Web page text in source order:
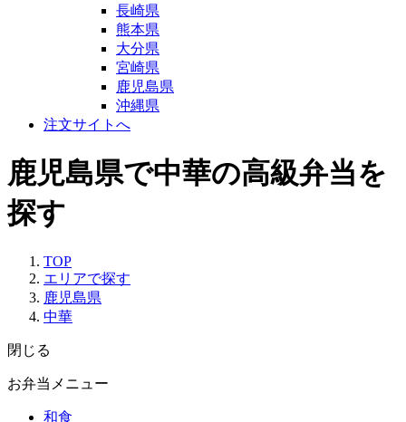
長崎県
熊本県
大分県
宮崎県
鹿児島県
沖縄県
注文サイトへ
鹿児島県で中華の高級弁当を
探す
TOP
エリアで探す
鹿児島県
中華
閉じる
お弁当メニュー
和食